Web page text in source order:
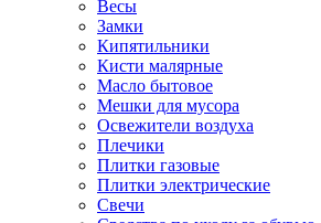
Весы
Замки
Кипятильники
Кисти малярные
Масло бытовое
Мешки для мусора
Освежители воздуха
Плечики
Плитки газовые
Плитки электрические
Свечи